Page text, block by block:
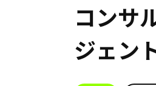
コンサ
ジェン